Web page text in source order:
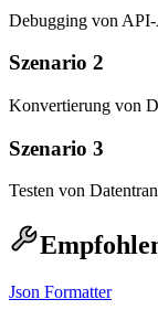
Debugging von
Szenario 2
Konvertierung von
Szenario 3
Testen von
Json Formatter